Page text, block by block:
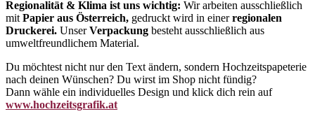
Regionalität & Klima ist uns wichtig: Wir arbeiten ausschließlich
mit Papier aus Österreich, gedruckt wird in einerregionalen
Druckerei. UnserVerpackung besteht ausschließlich aus
umweltfreundlichem Material.
Du möchtest nicht nur den Text ändern, sondern Hochzeitspapeterie
nach deinen Wünschen? Du wirst im Shop nicht fündig?
Dann wähle ein individuelles Design und klick dich rein auf
www.hochzeitsgrafik.at